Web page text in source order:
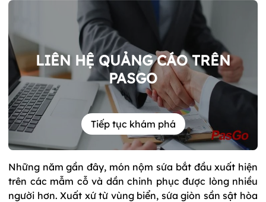
LIÊN HỆ QUẢNG CÁO TRÊN
PASGO
Tiếp tục khám phá
Những năm gần đây, món nộm sứa bắt đầu xuất hiện
trên các mẫm cỗ và dần chinh phục được lòng nhiều
người hơn. Xuất xứ từ vùng biển, sứa giòn sần sật hòa